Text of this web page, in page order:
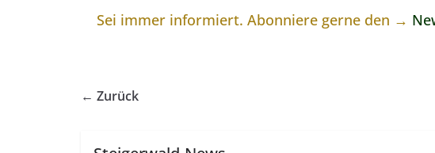
Sei immer informiert. Abonniere gerne den →
← Zurück